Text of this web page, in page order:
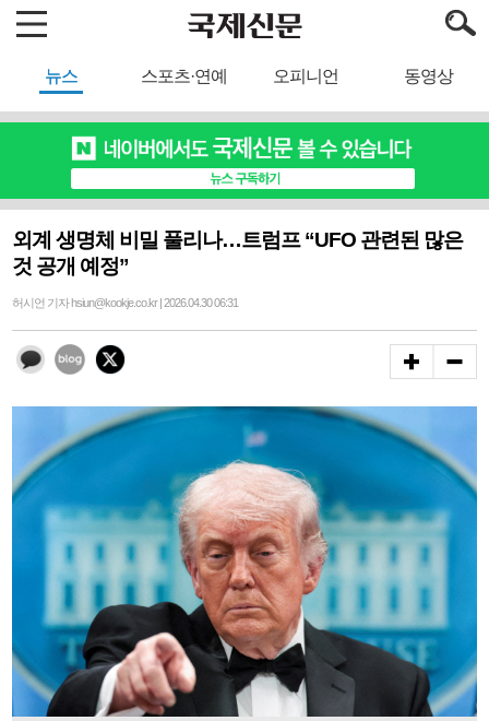
뉴스 스포츠·연예 오피니언 동영상
외계 생명체 비밀 풀리나…트럼프 “UFO 관련된 많은
것 공개 예정”
허시언 기자 hsiun@kookje.co.kr | 2026.04.30 06:31